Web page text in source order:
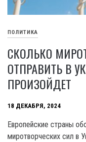
ПОЛИТИКА
СКОЛЬКО
ОТПРАВИТЬ В
ПРОИЗОЙДЕТ
18 ДЕКАБРЯ, 2024
Европейские страны
миротворческих сил в